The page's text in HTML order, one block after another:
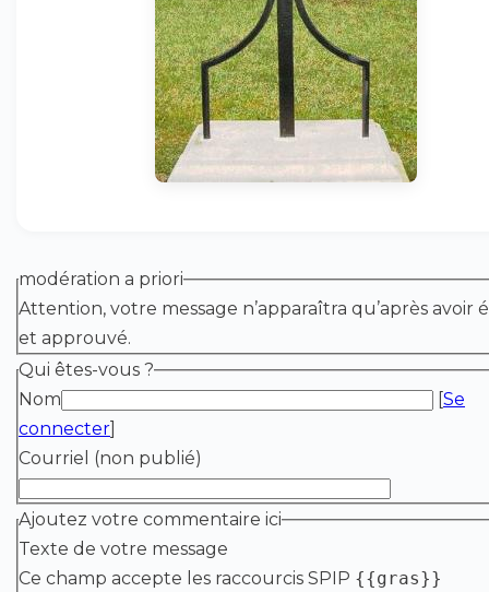
modération a priori
Attention, votre message n’apparaîtra qu’après avoir
et approuvé.
Qui êtes-vous ?
Nom
[Se
connecter]
Courriel (non publié)
Ajoutez votre commentaire ici
Texte de votre message
Ce champ accepte les raccourcis SPIP {{gras}}